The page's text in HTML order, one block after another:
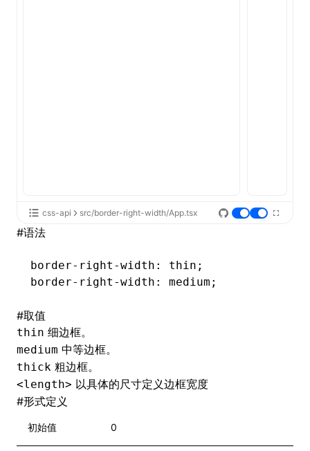
css-api src/border-right-width/App.tsx
#语法
border-right-width : thin;
border-right-width : medium;
#取值
thin 细边框。
medium 中等边框。
thick 粗边框。
<length> 以具体的尺寸定义边框宽度
#形式定义
初始值 0